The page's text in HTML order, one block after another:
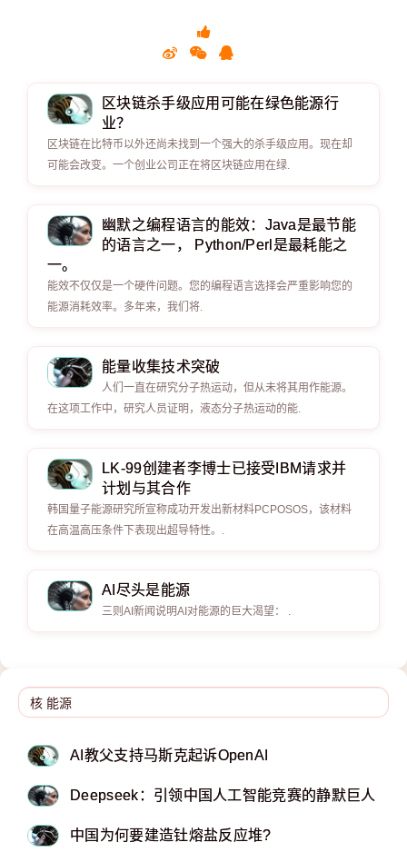
区块链杀手级应用可能在绿色能源行
业？
区块链在比特币以外还尚未找到一个强大的杀手级应用。现在却
可能会改变。一个创业公司正在将区块链应用在绿.
幽默之编程语言的能效：Java是最节能
的语言之一， Python/Perl是最耗能之
一。
能效不仅仅是一个硬件问题。您的编程语言选择会严重影响您的
能源消耗效率。多年来，我们将.
能量收集技术突破
人们一直在研究分子热运动，但从未将其用作能源。
在这项工作中，研究人员证明，液态分子热运动的能.
LK-99创建者李博士已接受IBM请求并
计划与其合作
韩国量子能源研究所宣称成功开发出新材料PCPOSOS，该材料
在高温高压条件下表现出超导特性。.
AI尽头是能源
三则AI新闻说明AI对能源的巨大渴望： .
AI教父支持马斯克起诉OpenAI
Deepseek：引领中国人工智能竞赛的静默巨人
中国为何要建造钍熔盐反应堆?